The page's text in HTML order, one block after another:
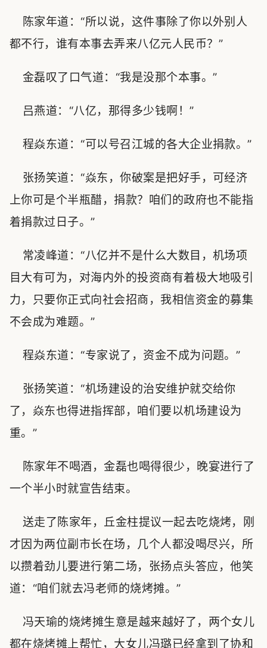
陈家年道：“所以说，这件事除了你以外别人
都不行，谁有本事去弄来八亿元人民币？”
金磊叹了口气道：“我是没那个本事。”
吕燕道：“八亿，那得多少钱啊！”
程焱东道：“可以号召江城的各大企业捐款。”
张扬笑道：“焱东，你破案是把好手，可经济
上你可是个半瓶醋，捐款？咱们的政府也不能指
着捐款过日子。”
常凌峰道：“八亿并不是什么大数目，机场项
目大有可为，对海内外的投资商有着极大地吸引
力，只要你正式向社会招商，我相信资金的募集
不会成为难题。”
程焱东道：“专家说了，资金不成为问题。”
张扬笑道：“机场建设的治安维护就交给你
了，焱东也得进指挥部，咱们要以机场建设为
重。”
陈家年不喝酒，金磊也喝得很少，晚宴进行了
一个半小时就宣告结束。
送走了陈家年，丘金柱提议一起去吃烧烤，刚
才因为两位副市长在场，几个人都没喝尽兴，所
以攒着劲儿要进行第二场，张扬点头答应，他笑
道：“咱们就去冯老师的烧烤摊。”
冯天瑜的烧烤摊生意是越来越好了，两个女儿
都在烧烤摊上帮忙，大女儿冯璐已经拿到了协和